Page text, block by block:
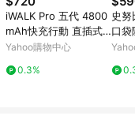
iWALK Pro 五代 4800
mAh快充行動 直插式
口袋電源 行動電源 Lig
Yahoo購物中心
0.3%
史努
口袋
E-